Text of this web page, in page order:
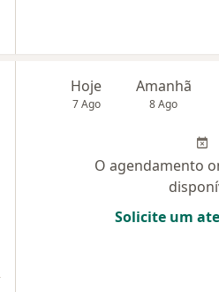
Hoje
7 Ago
Amanhã
8 Ago
O agendamento
Solicite um